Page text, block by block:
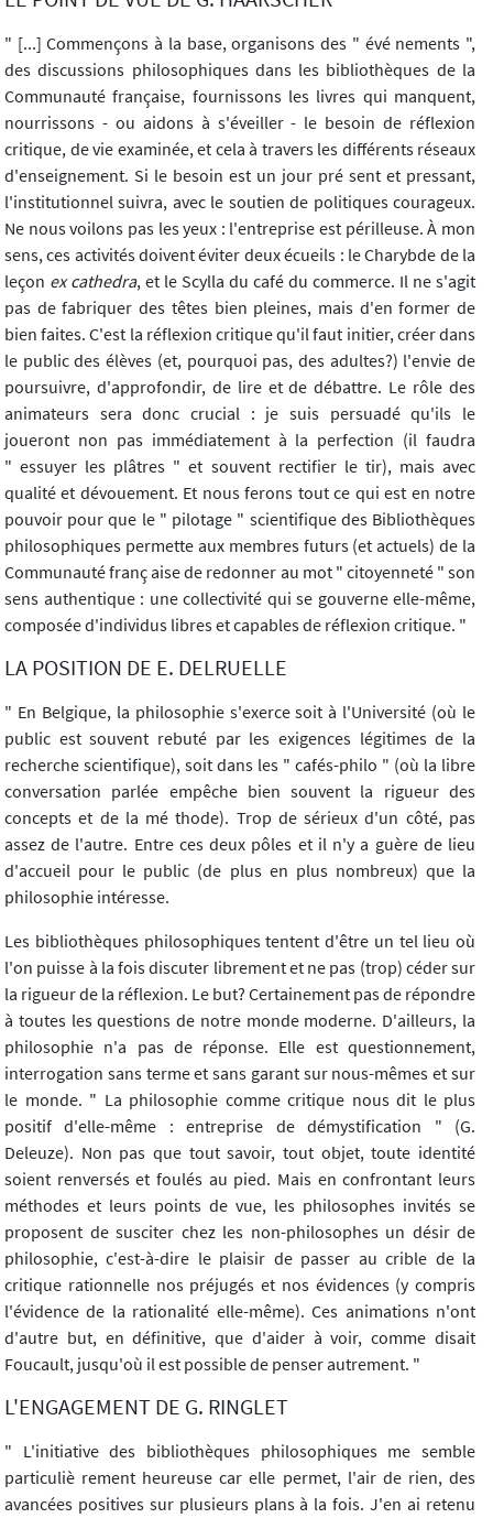
" [...] Commençons à la base, organisons des " évé nements ",
des discussions philosophiques dans les bibliothèques de la
Communauté française, fournissons les livres qui manquent,
nourrissons - ou aidons à s'éveiller - le besoin de réflexion
critique, de vie examinée, et cela à travers les différents réseaux
d'enseignement. Si le besoin est un jour pré sent et pressant,
l'institutionnel suivra, avec le soutien de politiques courageux.
Ne nous voilons pas les yeux : l'entreprise est périlleuse. À mon
sens, ces activités doivent éviter deux écueils : le Charybde de la
leçon ex cathedra, et le Scylla du café du commerce. Il ne s'agit
pas de fabriquer des têtes bien pleines, mais d'en former de
bien faites. C'est la réflexion critique qu'il faut initier, créer dans
le public des élèves (et, pourquoi pas, des adultes?) l'envie de
poursuivre, d'approfondir, de lire et de débattre. Le rôle des
animateurs sera donc crucial : je suis persuadé qu'ils le
joueront non pas immédiatement à la perfection (il faudra
" essuyer les plâtres " et souvent rectifier le tir), mais avec
qualité et dévouement. Et nous ferons tout ce qui est en notre
pouvoir pour que le " pilotage " scientifique des Bibliothèques
philosophiques permette aux membres futurs (et actuels) de la
Communauté franç aise de redonner au mot " citoyenneté " son
sens authentique : une collectivité qui se gouverne elle-même,
composée d'individus libres et capables de réflexion critique. "
LA POSITION DE E. DELRUELLE
" En Belgique, la philosophie s'exerce soit à l'Université (où le
public est souvent rebuté par les exigences légitimes de la
recherche scientifique), soit dans les " cafés-philo " (où la libre
conversation parlée empêche bien souvent la rigueur des
concepts et de la mé thode). Trop de sérieux d'un côté, pas
assez de l'autre. Entre ces deux pôles et il n'y a guère de lieu
d'accueil pour le public (de plus en plus nombreux) que la
philosophie intéresse.
Les bibliothèques philosophiques tentent d'être un tel lieu où
l'on puisse à la fois discuter librement et ne pas (trop) céder sur
la rigueur de la réflexion. Le but? Certainement pas de répondre
à toutes les questions de notre monde moderne. D'ailleurs, la
philosophie n'a pas de réponse. Elle est questionnement,
interrogation sans terme et sans garant sur nous-mêmes et sur
le monde. " La philosophie comme critique nous dit le plus
positif d'elle-même : entreprise de démystification " (G.
Deleuze). Non pas que tout savoir, tout objet, toute identité
soient renversés et foulés au pied. Mais en confrontant leurs
méthodes et leurs points de vue, les philosophes invités se
proposent de susciter chez les non-philosophes un désir de
philosophie, c'est-à-dire le plaisir de passer au crible de la
critique rationnelle nos préjugés et nos évidences (y compris
l'évidence de la rationalité elle-même). Ces animations n'ont
d'autre but, en définitive, que d'aider à voir, comme disait
Foucault, jusqu'où il est possible de penser autrement. "
L'ENGAGEMENT DE G. RINGLET
" L'initiative des bibliothèques philosophiques me semble
particuliè rement heureuse car elle permet, l'air de rien, des
avancées positives sur plusieurs plans à la fois. J'en ai retenu